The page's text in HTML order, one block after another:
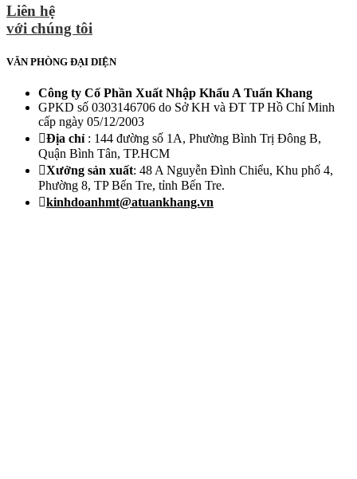
Liên hệ
với chúng tôi
VĂN PHÒNG ĐẠI DIỆN
Công ty Cố Phần Xuất Nhập Khẩu A Tuấn Khang
GPKD số 0303146706 do Sở KH và ĐT TP Hồ Chí Minh
cấp ngày 05/12/2003
Địa chỉ : 144 đường số 1A, Phường Bình Trị Đông B,
Quận Bình Tân, TP.HCM
Xưởng sản xuất: 48 A Nguyễn Đình Chiểu, Khu phố 4,
Phường 8, TP Bến Tre, tỉnh Bến Tre.
kinhdoanhmt@atuankhang.vn